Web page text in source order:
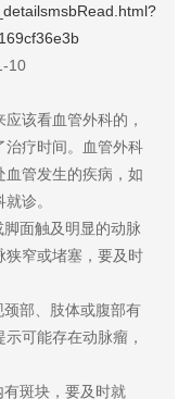
10
该看血管外科的，
治疗时间。血管外科
血管发生的疾病，如
诊。
面触及明显的动脉
狭窄或堵塞，要及时
部、肢体或腹部有
可能存在动脉瘤，
斑块，要及时就